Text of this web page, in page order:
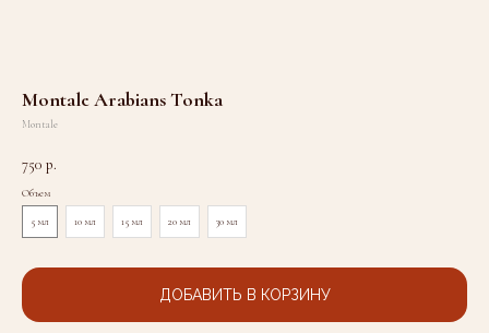
Montale Arabians Tonka
Montale
750 р.
Объем
5 мл 10 мл 15 мл 20 мл 30 мл
ДОБАВИТЬ В КОРЗИНУ